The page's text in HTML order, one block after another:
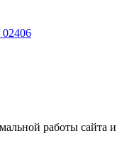
работы сайта и